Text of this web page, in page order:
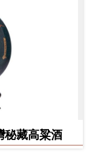
秘藏高粱酒